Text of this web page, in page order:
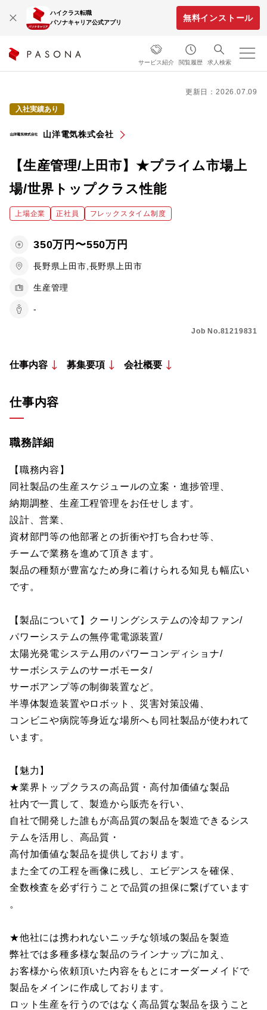
ハイクラス転職
パソナキャリア公式アプリ
無料インストール
サービス紹介 閲覧履歴 求人検索
更新日：2026.07.09
入社実績あり
山洋電気株式会社
【生産管理/上田市】★プライム市場上
場/世界トップクラス性能
上場企業 正社員 フレックスタイム制度
350万円〜550万円
長野県上田市,長野県上田市
生産管理
-
Job No.81219831
仕事内容 募集要項 会社概要
仕事内容
職務詳細
【職務内容】
同社製品の生産スケジュールの立案・進捗管理、
納期調整、生産工程管理をお任せします。
設計、営業、
資材部門等の他部署との折衝や打ち合わせ等、
チームで業務を進めて頂きます。
製品の種類が豊富なため身に着けられる知見も幅広い
です。
【製品について】クーリングシステムの冷却ファン/
パワーシステムの無停電電源装置/
太陽光発電システム用のパワーコンディショナ/
サーボシステムのサーボモータ/
サーボアンプ等の制御装置など。
半導体製造装置やロボット、災害対策設備、
コンビニや病院等身近な場所へも同社製品が使われて
います。
【魅力】
★業界トップクラスの高品質・高付加価値な製品
社内で一貫して、製造から販売を行い、
自社で開発した誰もが高品質の製品を製造できるシス
テムを活用し、高品質・
高付加価値な製品を提供しております。
また全ての工程を画像に残し、エビデンスを確保、
全数検査を必ず行うことで品質の担保に繋げています
。
★他社には携われないニッチな領域の製品を製造
弊社では多種多様な製品のラインナップに加え、
お客様から依頼頂いた内容をもとにオーダーメイドで
製品をメインに作成しております。
ロット生産を行うのではなく高品質な製品を扱うこと